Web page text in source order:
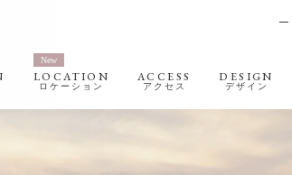
LOCATION
ロケーション
ACCESS
アクセス
DESIGN
デザイン